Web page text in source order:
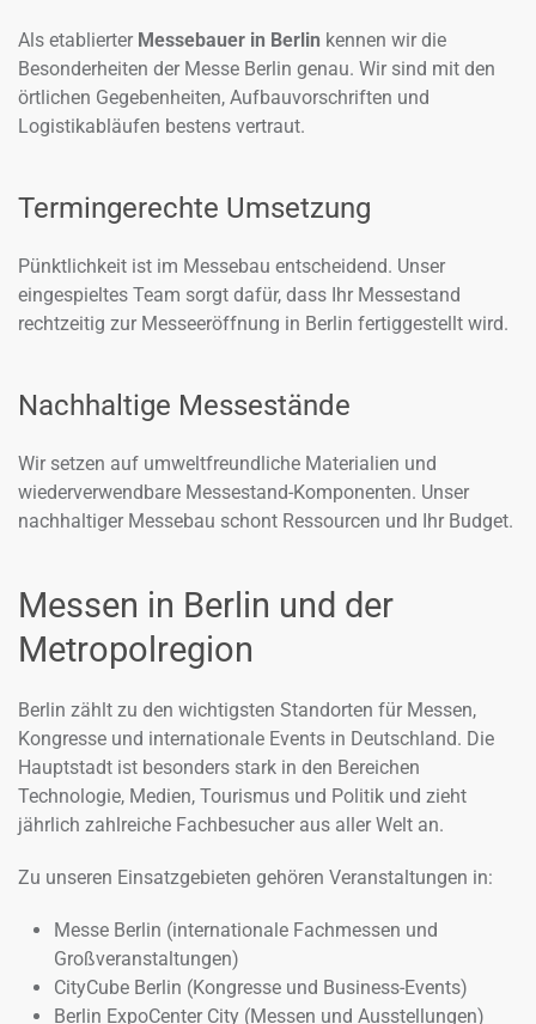
Als etablierter Messebauer in Berlin kennen wir die
Besonderheiten der Messe Berlin genau. Wir sind mit den
örtlichen Gegebenheiten, Aufbauvorschriften und
Logistikabläufen bestens vertraut.
Termingerechte Umsetzung
Pünktlichkeit ist im Messebau entscheidend. Unser
eingespieltes Team sorgt dafür, dass Ihr Messestand
rechtzeitig zur Messeeröffnung in Berlin fertiggestellt wird.
Nachhaltige Messestände
Wir setzen auf umweltfreundliche Materialien und
wiederverwendbare Messestand-Komponenten. Unser
nachhaltiger Messebau schont Ressourcen und Ihr Budget.
Messen in Berlin und der
Metropolregion
Berlin zählt zu den wichtigsten Standorten für Messen,
Kongresse und internationale Events in Deutschland. Die
Hauptstadt ist besonders stark in den Bereichen
Technologie, Medien, Tourismus und Politik und zieht
jährlich zahlreiche Fachbesucher aus aller Welt an.
Zu unseren Einsatzgebieten gehören Veranstaltungen in:
Messe Berlin (internationale Fachmessen und
Großveranstaltungen)
CityCube Berlin (Kongresse und Business-Events)
Berlin ExpoCenter City (Messen und Ausstellungen)